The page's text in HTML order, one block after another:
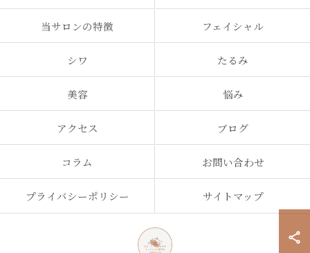
当サロンの特徴 フェイシャル
シワ たるみ
美容 悩み
アクセス ブログ
コラム お問い合わせ
プライバシーポリシー サイトマップ